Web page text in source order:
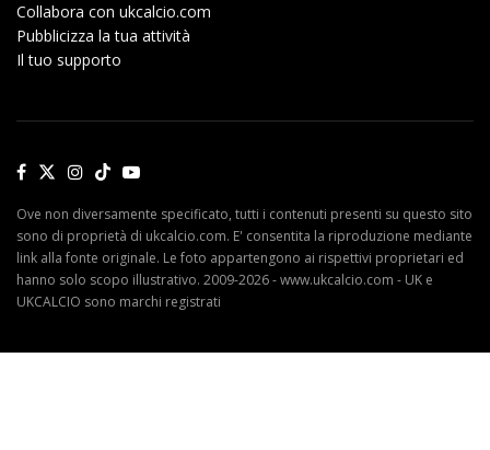
Collabora con ukcalcio.com
Pubblicizza la tua attività
Il tuo supporto
Ove non diversamente specificato, tutti i contenuti presenti su questo sito
sono di proprietà di ukcalcio.com. E' consentita la riproduzione mediante
link alla fonte originale. Le foto appartengono ai rispettivi proprietari ed
hanno solo scopo illustrativo. 2009-2026 - www.ukcalcio.com - UK e
UKCALCIO sono marchi registrati